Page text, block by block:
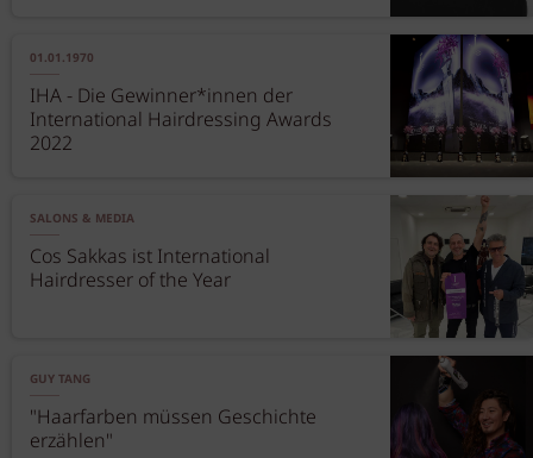
01.01.1970
IHA - Die Gewinner*innen der
International Hairdressing Awards
2022
SALONS & MEDIA
Cos Sakkas ist International
Hairdresser of the Year
GUY TANG
"Haarfarben müssen Geschichte
erzählen"